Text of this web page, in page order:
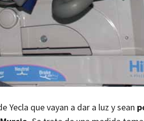
Yecla que vayan a dar a luz y sean